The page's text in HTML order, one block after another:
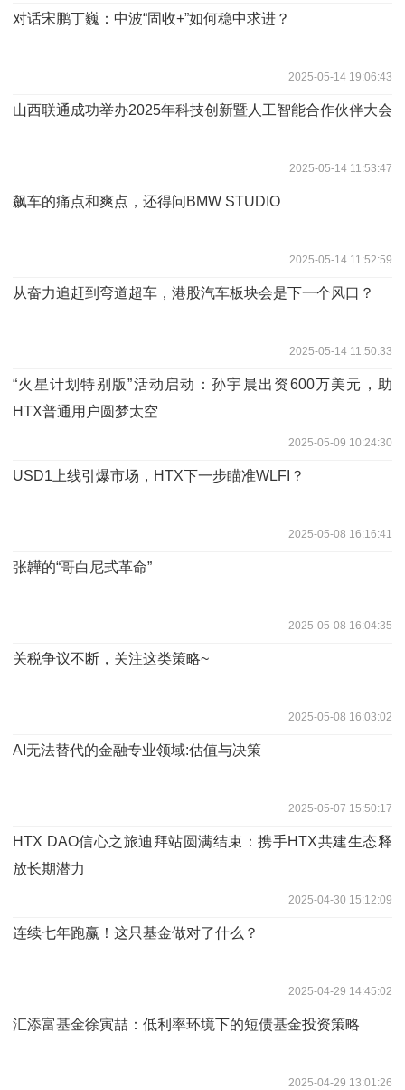
对话宋鹏丁巍：中波“固收+”如何稳中求进？
2025-05-14 19:06:43
山西联通成功举办2025年科技创新暨人工智能合作伙伴大会
2025-05-14 11:53:47
飙车的痛点和爽点，还得问BMW STUDIO
2025-05-14 11:52:59
从奋力追赶到弯道超车，港股汽车板块会是下一个风口？
2025-05-14 11:50:33
“火星计划特别版”活动启动：孙宇晨出资600万美元，助
HTX普通用户圆梦太空
2025-05-09 10:24:30
USD1上线引爆市场，HTX下一步瞄准WLFI？
2025-05-08 16:16:41
张韡的“哥白尼式革命”
2025-05-08 16:04:35
关税争议不断，关注这类策略~
2025-05-08 16:03:02
AI无法替代的金融专业领域:估值与决策
2025-05-07 15:50:17
HTX DAO信心之旅迪拜站圆满结束：携手HTX共建生态释
放长期潜力
2025-04-30 15:12:09
连续七年跑赢！这只基金做对了什么？
2025-04-29 14:45:02
汇添富基金徐寅喆：低利率环境下的短债基金投资策略
2025-04-29 13:01:26